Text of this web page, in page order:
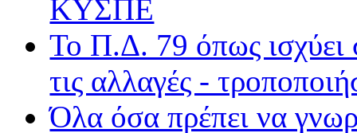
Μινόρε FM
ΝΕΤ
Ράδιο Άστυ
Ρυθμός
ΚΥΣΠΕ
Το Π.Δ. 79 όπως ισχύει
τις αλλαγές -
Όλα όσα πρέπει να